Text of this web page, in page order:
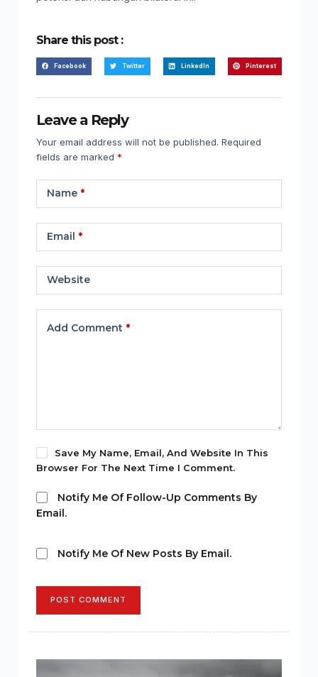
Share this post :
Facebook Twitter LinkedIn Pinterest
Leave a Reply
Your email address will not be published. Required
fields are marked *
Name*
Email *
Website
Add Comment *
Save My Name, Email, And Website In This
Browser For The Next Time I Comment.
Notify Me Of Follow-Up Comments By
Email.
Notify Me Of New Posts By Email.
POST COMMENT